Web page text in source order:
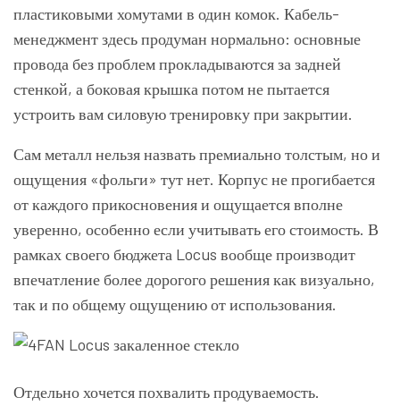
пластиковыми хомутами в один комок. Кабель-
менеджмент здесь продуман нормально: основные
провода без проблем прокладываются за задней
стенкой, а боковая крышка потом не пытается
устроить вам силовую тренировку при закрытии.
Сам металл нельзя назвать премиально толстым, но и
ощущения «фольги» тут нет. Корпус не прогибается
от каждого прикосновения и ощущается вполне
уверенно, особенно если учитывать его стоимость. В
рамках своего бюджета Locus вообще производит
впечатление более дорогого решения как визуально,
так и по общему ощущению от использования.
Отдельно хочется похвалить продуваемость.